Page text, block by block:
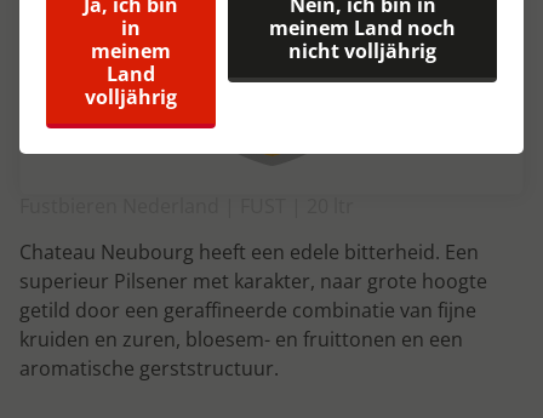
Chateau Neubourg heeft een edele bitterheid. Een
superieur Pilsener met karakter, naar grote hoogte
getild door een geraffineerde combinatie van fijne
kruiden en zuren, bloesem- en fruittonen en een
aromatische gerststructuur.
in
meinem
Land
volljährig
meinem Land noch
nicht volljährig